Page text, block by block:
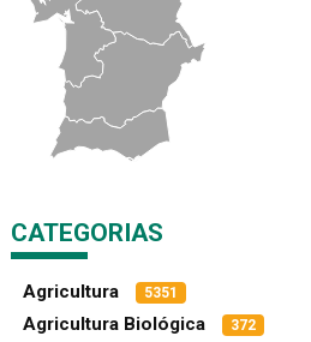
CATEGORIAS
Agricultura 5351
Agricultura Biológica 372